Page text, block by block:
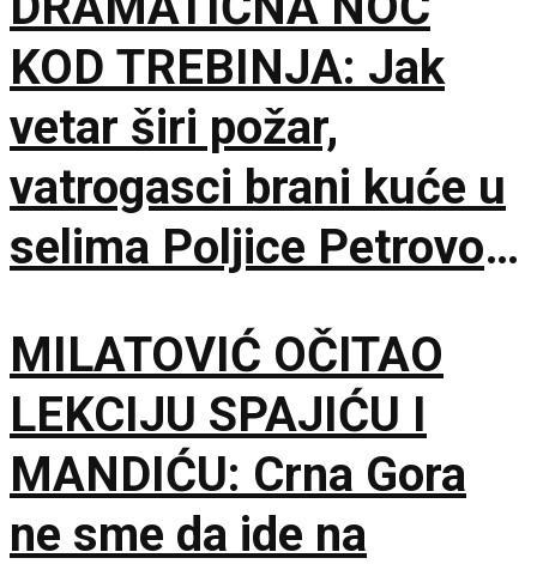
KOD TREBINJA: Jak
vetar širi požar,
vatrogasci brani kuće u
selima Poljice Petrovo i
MILATOVIĆ OČITAO
LEKCIJU SPAJIĆU I
MANDIĆU: Crna Gora
ne sme da ide na